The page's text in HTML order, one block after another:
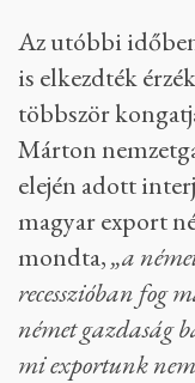
Az utóbbi
is elkezdték
többször
Márton
elején adott
magyar export
mondta,„a
recesszióban fog
német gazdaság
mi exportunk